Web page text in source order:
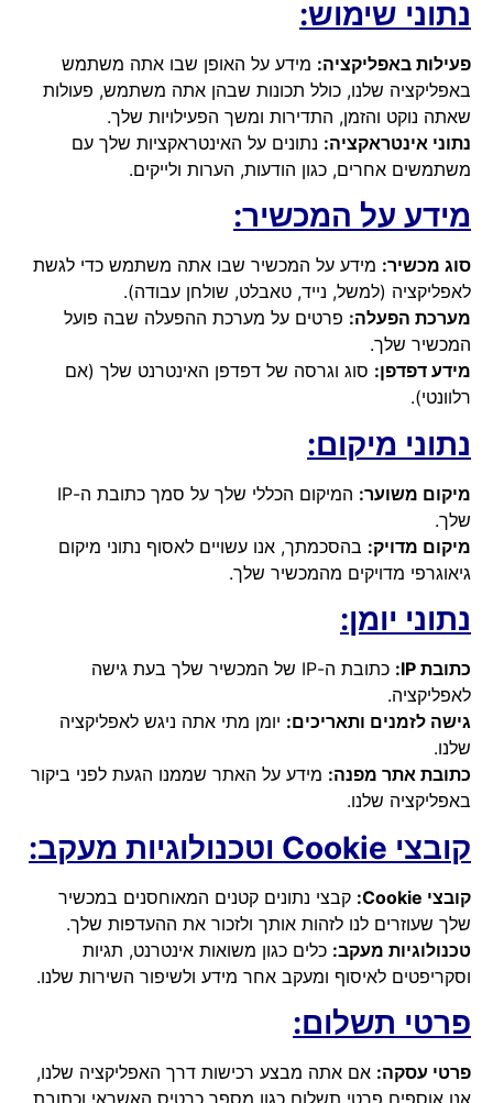
נתוני שימוש:
פעילות באפליקציה: מידע על האופן שבו אתה משתמש
באפליקציה שלנו, כולל תכונות שבהן אתה משתמש, פעולות
שאתה נוקט והזמן, התדירות ומשך הפעילויות שלך.
נתוני אינטראקציה: נתונים על האינטראקציות שלך עם
משתמשים אחרים, כגון הודעות, הערות ולייקים.
מידע על המכשיר:
סוג מכשיר: מידע על המכשיר שבו אתה משתמש כדי לגשת
לאפליקציה (למשל, נייד, טאבלט, שולחן עבודה).
מערכת הפעלה: פרטים על מערכת ההפעלה שבה פועל
המכשיר שלך.
מידע דפדפן: סוג וגרסה של דפדפן האינטרנט שלך (אם
רלוונטי).
נתוני מיקום:
מיקום משוער:
המיקום הכללי שלך על סמך כתובת ה-IP
שלך.
מיקום מדויק: בהסכמתך, אנו עשויים לאסוף נתוני מיקום
גיאוגרפי מדויקים מהמכשיר שלך.
נתוני יומן:
כתובת IP:
כתובת ה-IP של המכשיר שלך בעת גישה
לאפליקציה.
גישה לזמנים ותאריכים: יומן מתי אתה ניגש לאפליקציה
שלנו.
כתובת אתר מפנה: מידע על האתר שממנו הגעת לפני ביקור
באפליקציה שלנו.
קובצי Cookie וטכנולוגיות מעקב:
קובצי Cookie:
קבצי נתונים קטנים המאוחסנים במכשיר
שלך שעוזרים לנו לזהות אותך ולזכור את ההעדפות שלך.
טכנולוגיות מעקב: כלים כגון משואות אינטרנט, תגיות
וסקריפטים לאיסוף ומעקב אחר מידע ולשיפור השירות שלנו.
פרטי תשלום:
פרטי עסקה: אם אתה מבצע רכישות דרך האפליקציה שלנו,